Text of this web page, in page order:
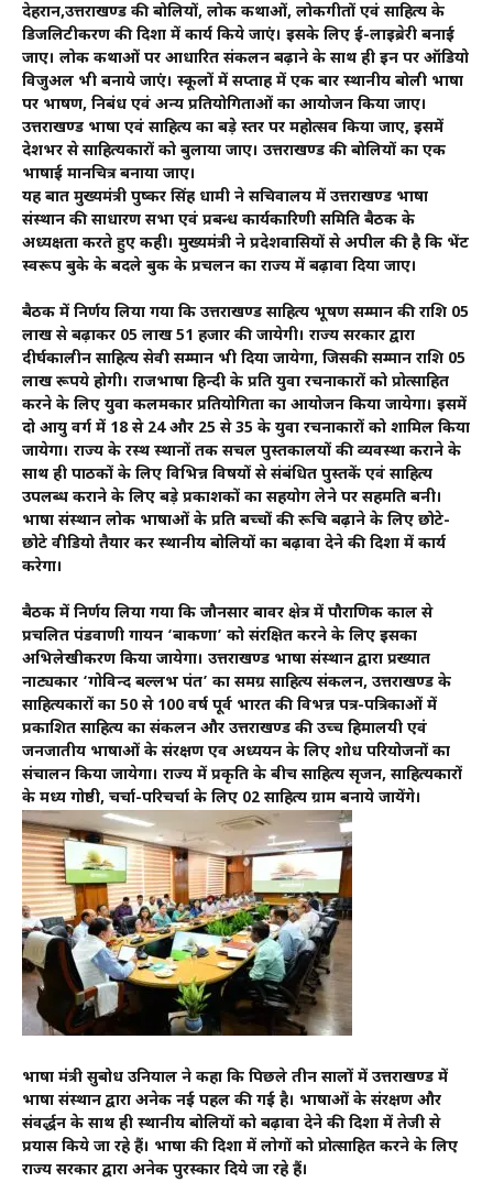
देहरादून,उत्तराखण्ड की बोलियों, लोक कथाओं, लोकगीतों एवं साहित्य के
डिजलिटीकरण की दिशा में कार्य किये जाएं। इसके लिए ई-लाइब्रेरी बनाई
जाए। लोक कथाओं पर आधारित संकलन बढ़ाने के साथ ही इन पर ऑडियो
विजुअल भी बनाये जाएं। स्कूलों में सप्ताह में एक बार स्थानीय बोली भाषा
पर भाषण, निबंध एवं अन्य प्रतियोगिताओं का आयोजन किया जाए।
उत्तराखण्ड भाषा एवं साहित्य का बड़े स्तर पर महोत्सव किया जाए, इसमें
देशभर से साहित्यकारों को बुलाया जाए। उत्तराखण्ड की बोलियों का एक
भाषाई मानचित्र बनाया जाए।
यह बात मुख्यमंत्री पुष्कर सिंह धामी ने सचिवालय में उत्तराखण्ड भाषा
संस्थान की साधारण सभा एवं प्रबन्ध कार्यकारिणी समिति बैठक के
अध्यक्षता करते हुए कही। मुख्यमंत्री ने प्रदेशवासियों से अपील की है कि भेंट
स्वरूप बुके के बदले बुक के प्रचलन का राज्य में बढ़ावा दिया जाए।
बैठक में निर्णय लिया गया कि उत्तराखण्ड साहित्य भूषण सम्मान की राशि 05
लाख से बढ़ाकर 05 लाख 51 हजार की जायेगी। राज्य सरकार द्वारा
दीर्घकालीन साहित्य सेवी सम्मान भी दिया जायेगा, जिसकी सम्मान राशि 05
लाख रूपये होगी। राजभाषा हिन्दी के प्रति युवा रचनाकारों को प्रोत्साहित
करने के लिए युवा कलमकार प्रतियोगिता का आयोजन किया जायेगा। इसमें
दो आयु वर्ग में 18 से 24 और 25 से 35 के युवा रचनाकारों को शामिल किया
जायेगा। राज्य के दूरस्थ स्थानों तक सचल पुस्तकालयों की व्यवस्था कराने के
साथ ही पाठकों के लिए विभिन्न विषयों से संबंधित पुस्तकें एवं साहित्य
उपलब्ध कराने के लिए बड़े प्रकाशकों का सहयोग लेने पर सहमति बनी।
भाषा संस्थान लोक भाषाओं के प्रति बच्चों की रूचि बढ़ाने के लिए छोटे-
छोटे वीडियो तैयार कर स्थानीय बोलियों का बढ़ावा देने की दिशा में कार्य
करेगा।
बैठक में निर्णय लिया गया कि जौनसार बावर क्षेत्र में पौराणिक काल से
प्रचलित पंडवाणी गायन ‘बाकणा’ को संरक्षित करने के लिए इसका
अभिलेखीकरण किया जायेगा। उत्तराखण्ड भाषा संस्थान द्वारा प्रख्यात
नाट्यकार ‘गोविन्द बल्लभ पंत’ का समग्र साहित्य संकलन, उत्तराखण्ड के
साहित्यकारों का 50 से 100 वर्ष पूर्व भारत की विभन्न पत्र-पत्रिकाओं में
प्रकाशित साहित्य का संकलन और उत्तराखण्ड की उच्च हिमालयी एवं
जनजातीय भाषाओं के संरक्षण एव अध्ययन के लिए शोध परियोजनों का
संचालन किया जायेगा। राज्य में प्रकृति के बीच साहित्य सृजन, साहित्यकारों
के मध्य गोष्ठी, चर्चा-परिचर्चा के लिए 02 साहित्य ग्राम बनाये जायेंगे।
भाषा मंत्री सुबोध उनियाल ने कहा कि पिछले तीन सालों में उत्तराखण्ड में
भाषा संस्थान द्वारा अनेक नई पहल की गई है। भाषाओं के संरक्षण और
संवर्द्धन के साथ ही स्थानीय बोलियों को बढ़ावा देने की दिशा में तेजी से
प्रयास किये जा रहे हैं। भाषा की दिशा में लोगों को प्रोत्साहित करने के लिए
राज्य सरकार द्वारा अनेक पुरस्कार दिये जा रहे हैं।